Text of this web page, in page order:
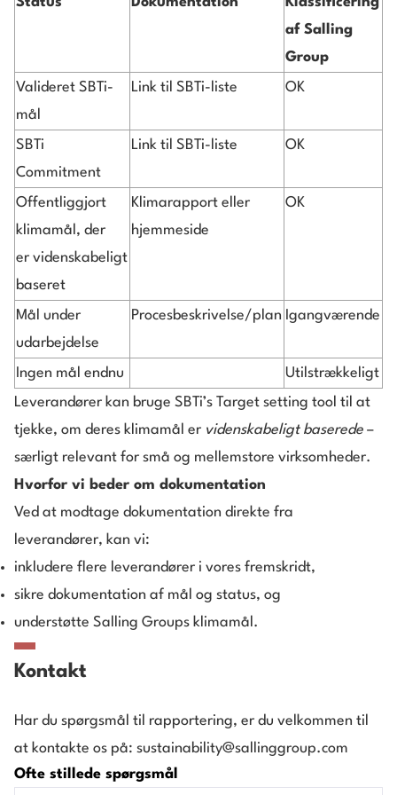
af Salling
Group
Valideret SBTi-
mål
Link til SBTi-liste OK
SBTi
Commitment
Link til SBTi-liste OK
Offentliggjort
klimamål, der
er videnskabeligt
baseret
Klimarapport eller
hjemmeside
OK
Mål under
udarbejdelse
Procesbeskrivelse/plan Igangværende
Ingen mål endnu
Utilstrækkeligt
Leverandører kan bruge SBTi’s Target setting tool til at
tjekke, om deres klimamål er videnskabeligt baserede –
særligt relevant for små og mellemstore virksomheder.
Hvorfor vi beder om dokumentation
Ved at modtage dokumentation direkte fra
leverandører, kan vi:
inkludere flere leverandører i vores fremskridt,
sikre dokumentation af mål og status, og
understøtte Salling Groups klimamål.
Kontakt
Har du spørgsmål til rapportering, er du velkommen til
at kontakte os på: sustainability@sallinggroup.com
Ofte stillede spørgsmål